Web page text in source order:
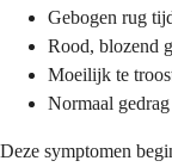
Gebogen rug
Rood, blozend
Moeilijk te
Normaal
Deze symptomen